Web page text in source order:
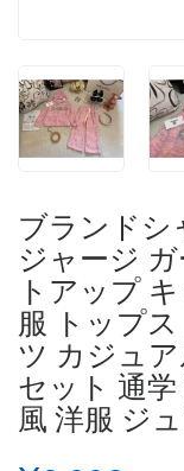
ブランドシ
ジャージ
トアップ
服 トップ
ツ カジュ
セット 通
風 洋服 ジ